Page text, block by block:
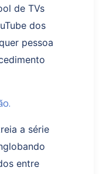
de TVs
dos
pessoa
a série
obando
entre